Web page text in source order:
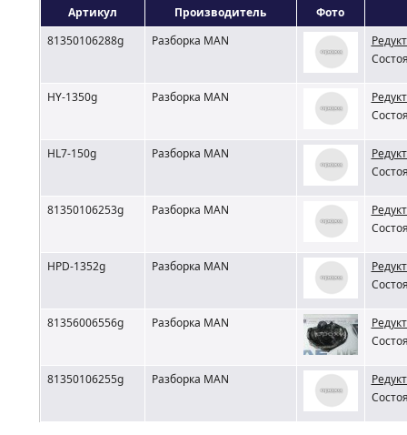
Артикул Производитель
Фото
81350106288g
Разборка MAN
HY-1350g Разборка MAN
HL7-150g Разборка MAN
81350106253g Разборка MAN
HPD-1352g Разборка MAN
81356006556g Разборка MAN
81350106255g Разборка MAN